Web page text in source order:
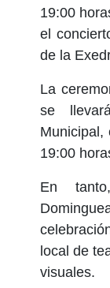
19:00
el
de la
La
se
19:00
En
local de
visuales.